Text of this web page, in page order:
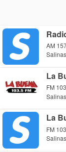
AM
La
FM
La
FM